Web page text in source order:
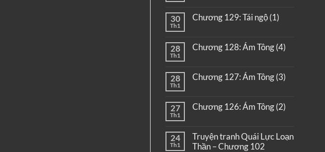
30
Th1
Chương 129: Tái ngộ (1)
28
Th1
Chương 128: Ám Tông (4)
28
Th1
Chương 127: Ám Tông (3)
27
Th1
Chương 126: Ám Tông (2)
24
Th1
Truyện tranh Quái Lực Loạn
Thần – Chương 102